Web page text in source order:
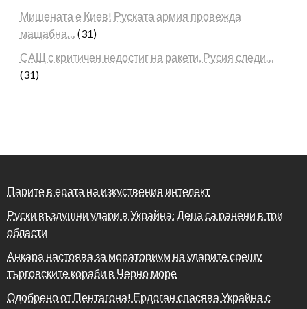
Мишената е Киев! Руската армия провежда
мащабна… (31)
САЩ с критичен недостиг на ракети, Русия следи…
(31)
Парите в ерата на изкуствения интелект
Руски въздушни удари в Украйна: Деца са ранени в три
области
Анкара настоява за мораториум на ударите срещу
търговските кораби в Черно море
Одобрено от Пентагона! Ердоган спасява Украйна с